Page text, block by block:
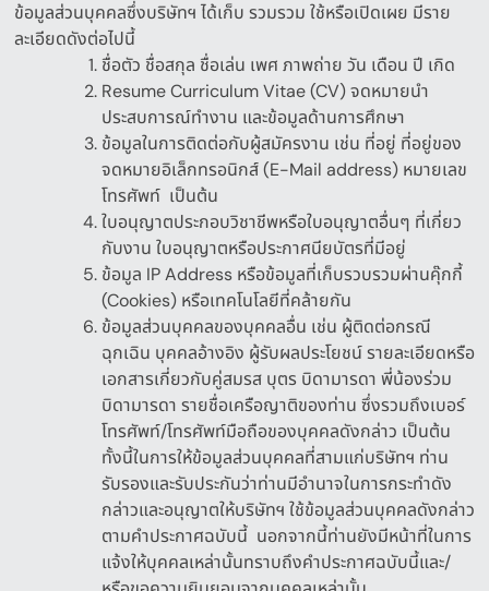
ข้อมูลส่วนบุคคลซึ่งบริษัทฯ ได้เก็บ รวมรวม ใช้หรือเปิดเผย มีราย
ละเอียดดังต่อไปนี้
ชื่อตัว ชื่อสกุล ชื่อเล่น เพศ ภาพถ่าย วัน เดือน ปี เกิด
Resume Curriculum Vitae (CV)จดหมายนำ
ประสบการณ์ทำงาน และข้อมูลด้านการศึกษา
ข้อมูลในการติดต่อกับผู้สมัครงาน เช่น ที่อยู่ ที่อยู่ของ
จดหมายอิเล็กทรอนิกส์(E-Mail address) หมายเลข
โทรศัพท์ เป็นต้น
ใบอนุญาตประกอบวิชาชีพหรือใบอนุญาตอื่นๆ ที่เกี่ยว
กับงาน ใบอนุญาตหรือประกาศนียบัตรที่มีอยู่
ข้อมูล IP Address หรือข้อมูลที่เก็บรวบรวมผ่านคุ๊กกี้
(Cookies) หรือเทคโนโลยีที่คล้ายกัน
ข้อมูลส่วนบุคคลของบุคคลอื่น เช่น ผู้ติดต่อกรณี
ฉุกเฉิน บุคคลอ้างอิง ผู้รับผลประโยชน์ รายละเอียดหรือ
เอกสารเกี่ยวกับคู่สมรส บุตร บิดามารดา พี่น้องร่วม
บิดามารดา รายชื่อเครือญาติของท่าน ซึ่งรวมถึงเบอร์
โทรศัพท์/โทรศัพท์มือถือของบุคคลดังกล่าว เป็นต้น
ทั้งนี้ในการให้ข้อมูลส่วนบุคคลที่สามแก่บริษัทฯ ท่าน
รับรองและรับประกันว่าท่านมีอำนาจในการกระทำดัง
กล่าวและอนุญาตให้บริษัทฯ ใช้ข้อมูลส่วนบุคคลดังกล่าว
ตามคำประกาศฉบับนี้ นอกจากนี้ท่านยังมีหน้าที่ในการ
แจ้งให้บุคคลเหล่านั้นทราบถึงคำประกาศฉบับนี้และ/